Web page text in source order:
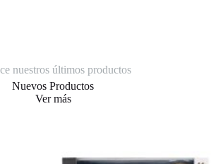
nuestros últimos productos
Nuevos Productos
Ver más